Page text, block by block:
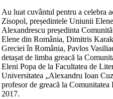
Au luat cuvântul pentru a celebra
Zisopol, președintele Uniunii
Alexandrescu președinta
Elene din România, Dimitris
Greciei în România, Pavlos
detașat de limba greacă la
Eleni Popa de la Facultatea de
Universitatea „Alexandru Ioan
profesor de greacă la
2017.